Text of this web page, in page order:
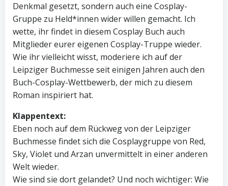
Denkmal gesetzt, sondern auch eine Cosplay-
Gruppe zu Held*innen wider willen gemacht. Ich
wette, ihr findet in diesem Cosplay Buch auch
Mitglieder eurer eigenen Cosplay-Truppe wieder.
Wie ihr vielleicht wisst, moderiere ich auf der
Leipziger Buchmesse seit einigen Jahren auch den
Buch-Cosplay-Wettbewerb, der mich zu diesem
Roman inspiriert hat.
Klappentext:
Eben noch auf dem Rückweg von der Leipziger
Buchmesse findet sich die Cosplaygruppe von Red,
Sky, Violet und Arzan unvermittelt in einer anderen
Welt wieder.
Wie sind sie dort gelandet? Und noch wichtiger: Wie